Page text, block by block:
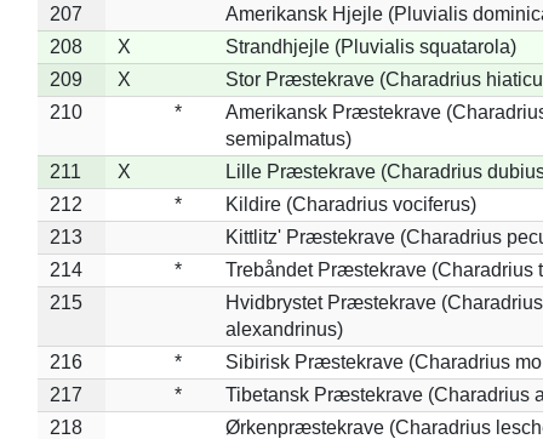
207
Amerikansk Hjejle (Pluvialis
208
X
Strandhjejle (Pluvialis squatarola)
209
X
Stor Præstekrave (Charadrius
210
*
Amerikansk Præstekrave
semipalmatus)
211
X
Lille Præstekrave (Charadrius
212
*
Kildire (Charadrius vociferus)
213
Kittlitz' Præstekrave (Charadrius
214
*
Trebåndet Præstekrave (Charadrius
215
Hvidbrystet Præstekrave (Charadrius
alexandrinus)
216
*
Sibirisk Præstekrave (Charadrius
217
*
Tibetansk Præstekrave (Charadrius
218
Ørkenpræstekrave (Charadrius